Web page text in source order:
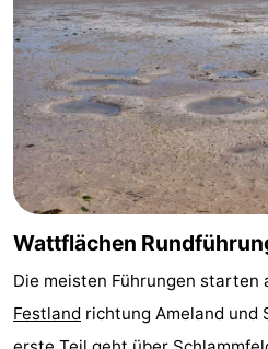
Schiermonnikoog
-
Ameland
-
Terschelling
-
Texel
Wetter
Kontakt
Wattflächen
Die meisten Führungen starten
Festland richtung Ameland und